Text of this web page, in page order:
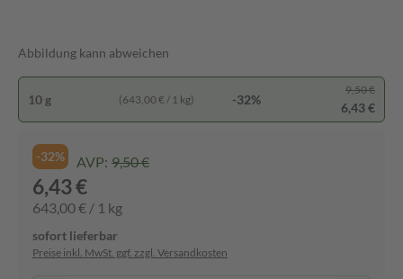
Abbildung kann abweichen
10 g (643,00 € / 1 kg) -32%
9,50 €
6,43 €
-32% AVP: 9,50 €
6,43 €
643,00 € / 1 kg
sofort lieferbar
Preise inkl. MwSt. ggf. zzgl. Versandkosten